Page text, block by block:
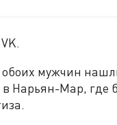
мужчин
Нарьян-Мар, где